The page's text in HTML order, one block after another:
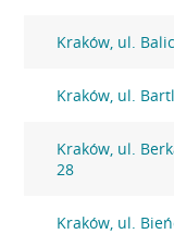
Kraków, ul.
Kraków, ul.
Kraków, ul.
28
Kraków, ul.